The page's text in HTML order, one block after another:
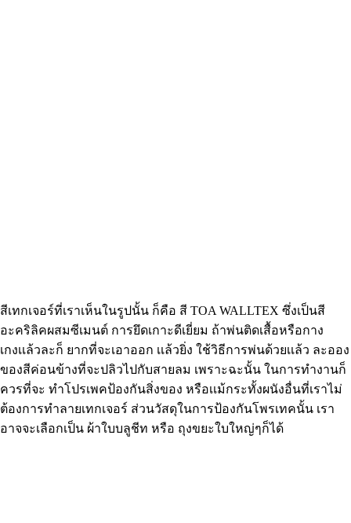
สีเทกเจอร์ที่เราเห็นในรูปนั้น ก็คือ สี TOA WALLTEX ซึ่งเป็นสี
อะคริลิคผสมซีเมนต์ การยึดเกาะดีเยี่ยม ถ้าพ่นติดเสื้อหรือกาง
เกงเเล้วละก็ ยากที่จะเอาออก เเล้วยิ่ง ใช้วิธีการพ่นด้วยเเล้ว ละออง
ของสีค่อนข้างที่จะปลิวไปกับสายลม เพราะฉะนั้น ในการทำงานก็
ควรที่จะ ทำโปรเพคป้องกันสิ่งของ หรือเเม้กระทั้งผนังอื่นที่เราไม่
ต้องการทำลายเทกเจอร์ ส่วนวัสดุในการป้องกันโพรเทคนั้น เรา
อาจจะเลือกเป็น ผ้าใบบลูชีท หรือ ถุงขยะใบใหญ่ๆก็ได้